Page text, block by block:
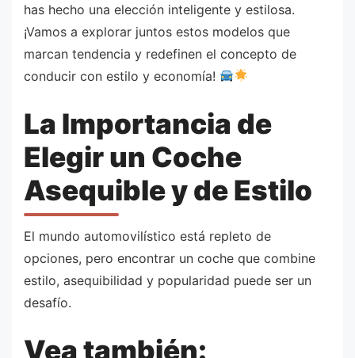
has hecho una elección inteligente y estilosa.
¡Vamos a explorar juntos estos modelos que
marcan tendencia y redefinen el concepto de
conducir con estilo y economía!
La Importancia de
Elegir un Coche
Asequible y de Estilo
El mundo automovilístico está repleto de
opciones, pero encontrar un coche que combine
estilo, asequibilidad y popularidad puede ser un
desafío.
Vea también: